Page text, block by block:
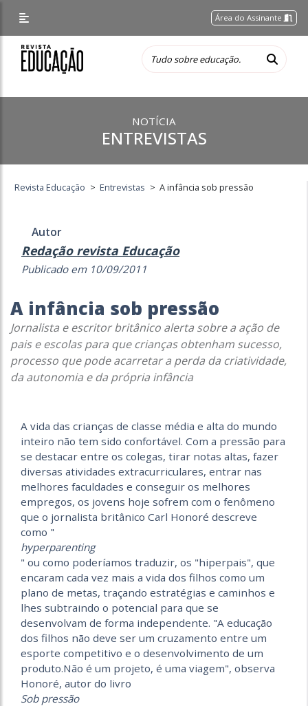
Área do Assinante
NOTÍCIA
ENTREVISTAS
Revista Educação > Entrevistas > A infância sob pressão
Autor
Redação revista Educação
Publicado em 10/09/2011
A infância sob pressão
Jornalista e escritor britânico alerta sobre a ação de
pais e escolas para que crianças obtenham sucesso,
processo que pode acarretar a perda da criatividade,
da autonomia e da própria infância
A vida das crianças de classe média e alta do mundo
inteiro não tem sido confortável. Com a pressão para
se destacar entre os colegas, tirar notas altas, fazer
diversas atividades extracurriculares, entrar nas
melhores faculdades e conseguir os melhores
empregos, os jovens hoje sofrem com o fenômeno
que o jornalista britânico Carl Honoré descreve
como "
hyperparenting
" ou como poderíamos traduzir, os "hiperpais", que
encaram cada vez mais a vida dos filhos como um
plano de metas, traçando estratégias e caminhos e
lhes subtraindo o potencial para que se
desenvolvam de forma independente. "A educação
dos filhos não deve ser um cruzamento entre um
esporte competitivo e o desenvolvimento de um
produto.Não é um projeto, é uma viagem", observa
Honoré, autor do livro
Sob pressão